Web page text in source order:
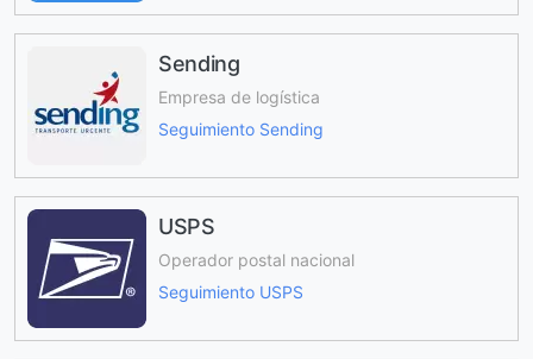
Sending
Empresa de logística
Seguimiento Sending
USPS
Operador postal nacional
Seguimiento USPS